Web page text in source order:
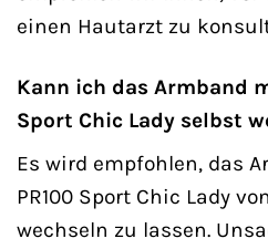
einen Hautarzt zu
Kann ich das Armband
Sport Chic Lady selbst
Es wird empfohlen, das
PR100 Sport Chic Lady
wechseln zu lassen.